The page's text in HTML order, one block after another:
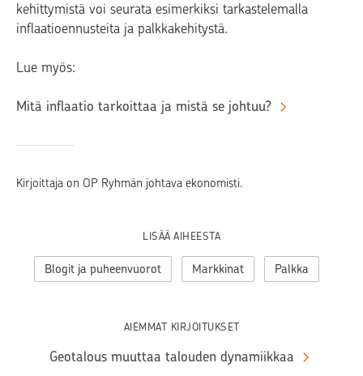
kehittymistä voi seurata esimerkiksi tarkastelemalla
inflaatioennusteita ja palkkakehitystä.
Lue myös:
Mitä inflaatio tarkoittaa ja mistä se johtuu?
Kirjoittaja on OP Ryhmän johtava ekonomisti.
LISÄÄ AIHEESTA
Blogit ja puheenvuorot Markkinat Palkka
AIEMMAT KIRJOITUKSET
Geotalous muuttaa talouden dynamiikkaa